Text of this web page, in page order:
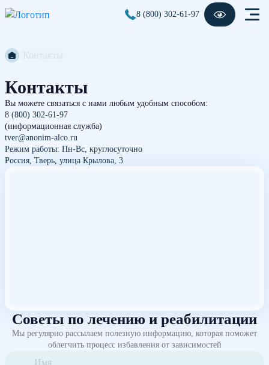
8 (800) 302-61-97
Контакты
Вы можете связаться с нами любым удобным способом:
8 (800) 302-61-97
(информационная служба)
tver@anonim-alco.ru
Режим работы: Пн-Вс, круглосуточно
Россия, Тверь, улица Крылова, 3
Советы по лечению и реабилитации
Мы регулярно рассылаем полезную информацию, которая поможет
облегчить процесс избавления от зависимостей